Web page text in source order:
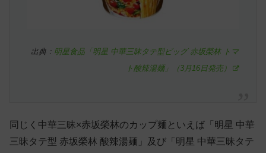
出典： 明星食品「明星 中華三昧タテ型ビッグ 赤坂榮林 トマ
ト酸辣湯麺」（3月16日発売）
同じく中華三昧×赤坂榮林のカップ麺といえば「明星 中華
三昧タテ型 赤坂榮林 酸辣湯麺」及び「明星 中華三昧タテ